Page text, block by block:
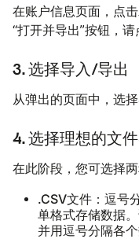
在账户信息页面，点
“打开并导出”按钮，请
3. 选择导入/导出
从弹出的页面中，选
4. 选择理想的文
在此阶段，您可选择两
.CSV文件： 逗号
单格式存储数据
并用逗号分隔各个